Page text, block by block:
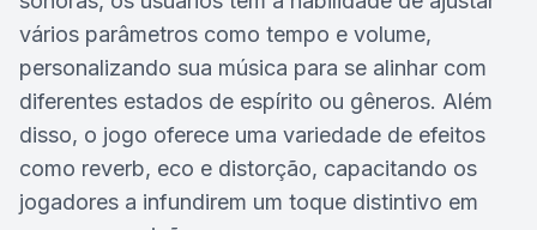
vários parâmetros como tempo e volume,
personalizando sua música para se alinhar com
diferentes estados de espírito ou gêneros. Além
disso, o jogo oferece uma variedade de efeitos
como reverb, eco e distorção, capacitando os
jogadores a infundirem um toque distintivo em